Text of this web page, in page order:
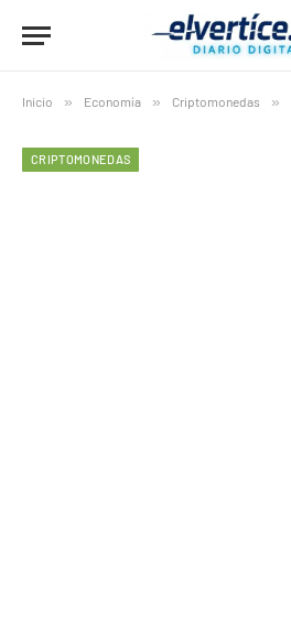
Inicio » Economía » Criptomonedas »
CRIPTOMONEDAS